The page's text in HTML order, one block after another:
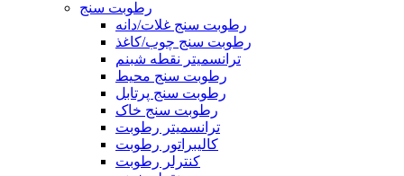
رطوبت سنج
رطوبت سنج غلات/دانه
رطوبت سنج چوب/کاغذ
ترانسمیتر نقطه شبنم
رطوبت سنج محیط
رطوبت سنج پرتابل
رطوبت سنج خاک
ترانسمیتر رطوبت
کالیبراتور رطوبت
کنترلر رطوبت